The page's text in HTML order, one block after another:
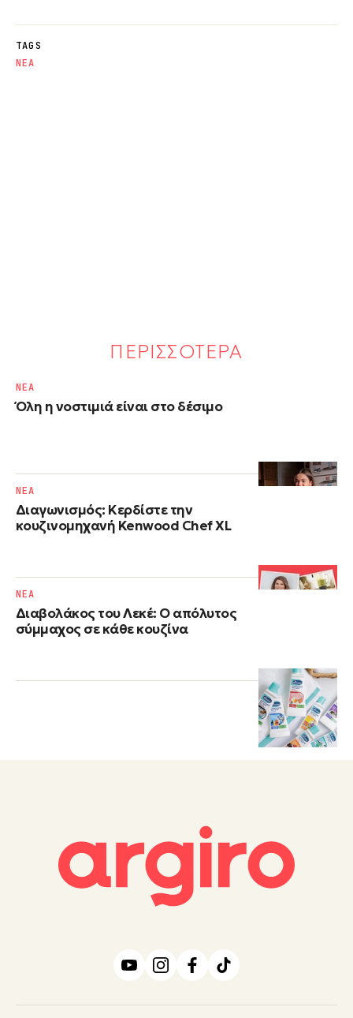
TAGS
NΕΑ
ΠΕΡΙΣΣΟΤΕΡΑ
Όλη η νοστιμιά είναι στο δέσιμο
NΕΑ
Διαγωνισμός: Κερδίστε την
κουζινομηχανή Kenwood Chef XL
NΕΑ
Διαβολάκος του Λεκέ: Ο απόλυτος
σύμμαχος σε κάθε κουζίνα
NΕΑ